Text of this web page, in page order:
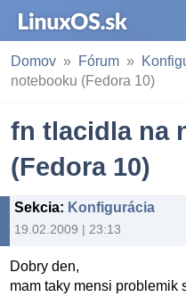
Domov Fórum
notebooku (Fedora 10)
fn tlacidla na
(Fedora 10)
Sekcia: Konfigurácia
19.02.2009 | 23:13
Dobry den,
mam taky mensi problemik